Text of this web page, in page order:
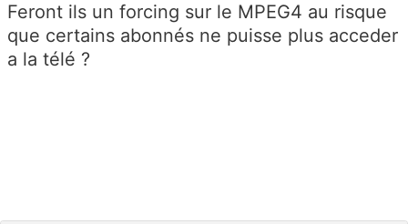
Feront ils un forcing sur le MPEG4 au risque
que certains abonnés ne puisse plus acceder
a la télé ?